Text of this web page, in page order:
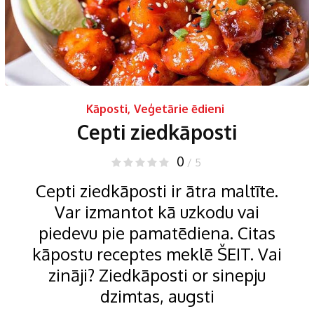
Kāposti, Veģetārie ēdieni
Cepti ziedkāposti
0 / 5
Cepti ziedkāposti ir ātra maltīte.
Var izmantot kā uzkodu vai
piedevu pie pamatēdiena. Citas
kāpostu receptes meklē ŠEIT. Vai
zināji? Ziedkāposti or sinepju
dzimtas, augsti